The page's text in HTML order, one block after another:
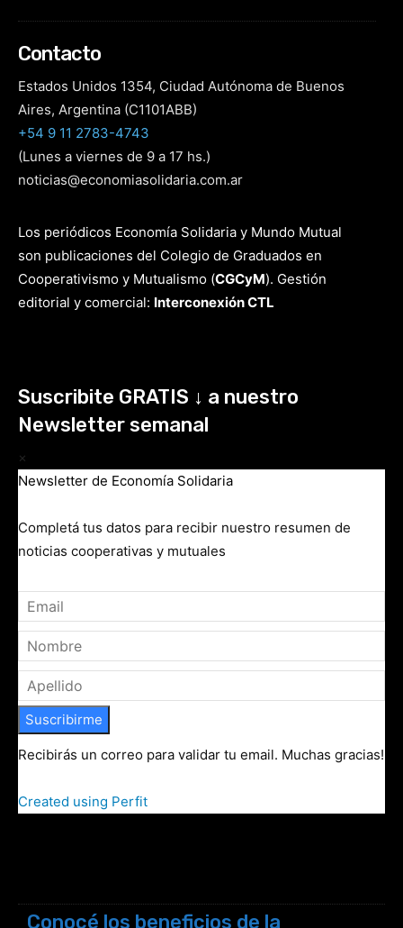
Contacto
Estados Unidos 1354, Ciudad Autónoma de Buenos
Aires, Argentina (C1101ABB)
+54 9 11 2783-4743
(Lunes a viernes de 9 a 17 hs.)
noticias@economiasolidaria.com.ar
Los periódicos Economía Solidaria y Mundo Mutual
son publicaciones del Colegio de Graduados en
Cooperativismo y Mutualismo (CGCyM). Gestión
editorial y comercial: Interconexión CTL
Suscribite GRATIS ↓ a nuestro
Newsletter semanal
×
Newsletter de Economía Solidaria
Completá tus datos para recibir nuestro resumen de
noticias cooperativas y mutuales
Suscribirme
Recibirás un correo para validar tu email. Muchas gracias!
Created using Perfit
Conocé los beneficios de la